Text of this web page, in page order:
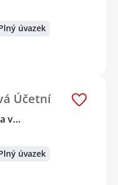
úvazek
Účetní
v…
úvazek